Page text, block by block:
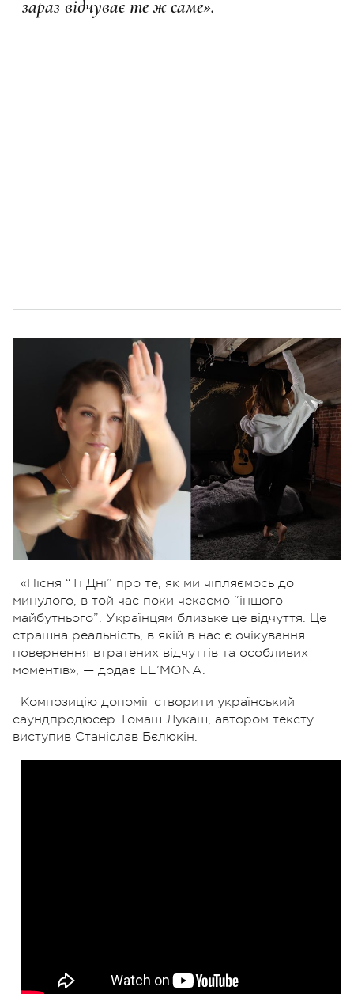
зараз відчуває те ж саме».
«Пісня “Ті Дні” про те, як ми чіпляємось до
минулого, в той час поки чекаємо “іншого
майбутнього”. Українцям близьке це відчуття. Це
страшна реальність, в якій в нас є очікування
повернення втратених відчуттів та особливих
моментів», — додає LE’MONA.
Композицію допоміг створити український
саундпродюсер Томаш Лукаш, автором тексту
виступив Станіслав Бєлюкін.